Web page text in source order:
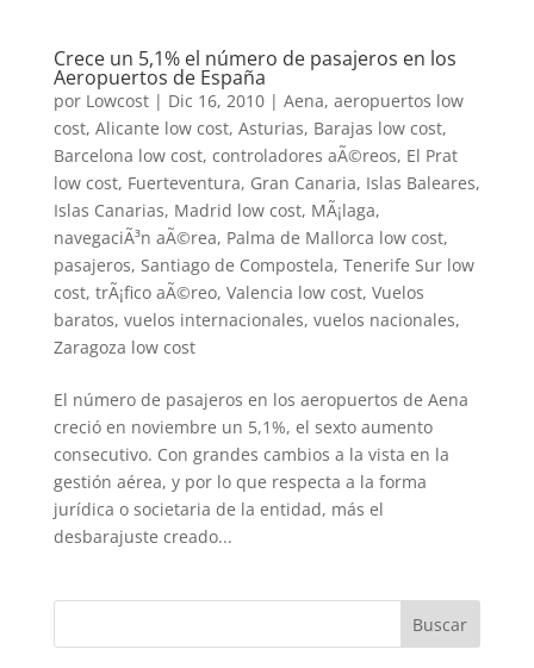
Crece un 5,1% el número de pasajeros en los
Aeropuertos de España
por Lowcost| Dic 16, 2010| Aena, aeropuertos low
cost, Alicante low cost, Asturias, Barajas low cost,
Barcelona low cost, controladores aÃ©reos, El Prat
low cost, Fuerteventura, Gran Canaria, Islas Baleares,
Islas Canarias, Madrid low cost, MÃ¡laga,
navegaciÃ³n aÃ©rea, Palma de Mallorca low cost,
pasajeros, Santiago de Compostela, Tenerife Sur low
cost, trÃ¡fico aÃ©reo, Valencia low cost, Vuelos
baratos, vuelos internacionales, vuelos nacionales,
Zaragoza low cost
El número de pasajeros en los aeropuertos de Aena
creció en noviembre un 5,1%, el sexto aumento
consecutivo . Con grandes cambios a la vista en la
gestión aérea, y por lo que respecta a la forma
jurídica o societaria de la entidad, más el
desbarajuste creado...